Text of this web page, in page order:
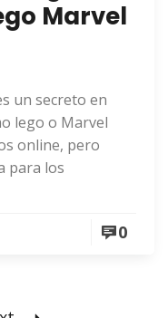
Marvel
un secreto en
lego o Marvel
online, pero
para los
0